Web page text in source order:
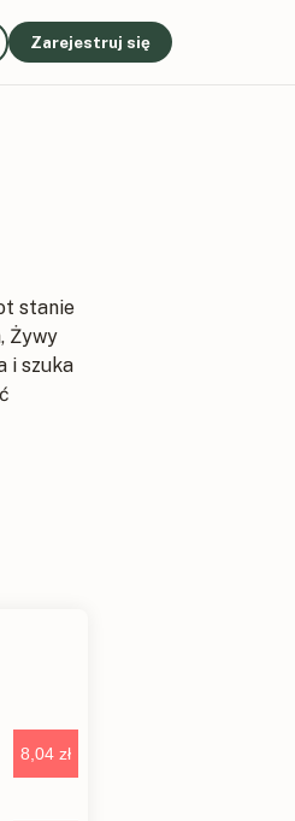
Zarejestruj się
stanie
Żywy
i szuka